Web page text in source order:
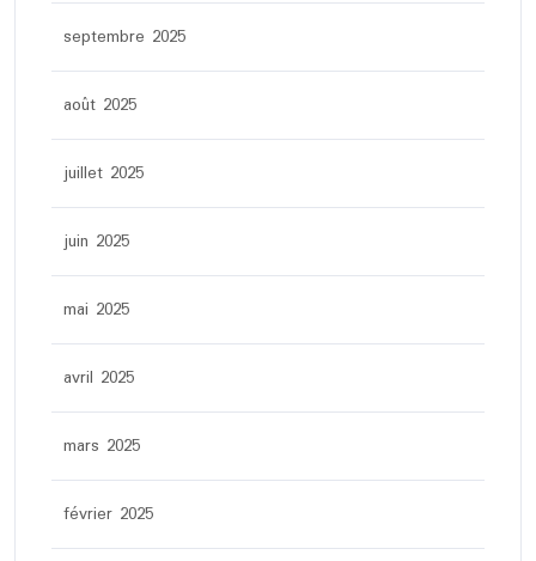
septembre 2025
août 2025
juillet 2025
juin 2025
mai 2025
avril 2025
mars 2025
février 2025